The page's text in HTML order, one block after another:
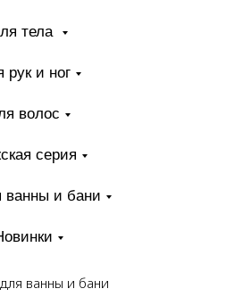
тела
рук и ног
волос
серия
ванны и бани
ванны и бани